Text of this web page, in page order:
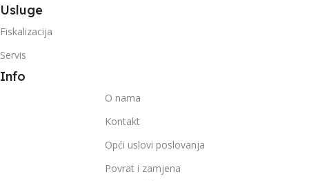
Usluge
Fiskalizacija
Servis
Info
O nama
Kontakt
Opći uslovi poslovanja
Povrat i zamjena